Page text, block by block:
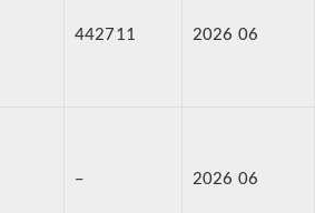
442711 2026 06
– 2026 06